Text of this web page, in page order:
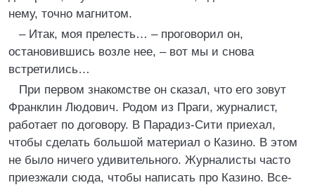
нему, точно магнитом.
– Итак, моя прелесть… – проговорил он,
остановившись возле нее, – вот мы и снова
встретились…
При первом знакомстве он сказал, что его зовут
Франклин Людович. Родом из Праги, журналист,
работает по договору. В Парадиз-Сити приехал,
чтобы сделать большой материал о Казино. В этом
не было ничего удивительного. Журналисты часто
приезжали сюда, чтобы написать про Казино. Все-